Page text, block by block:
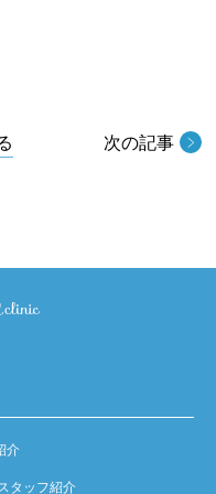
次の記事
介
タッフ紹介